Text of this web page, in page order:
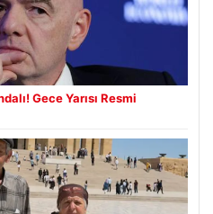
Gece Yarısı Resmi